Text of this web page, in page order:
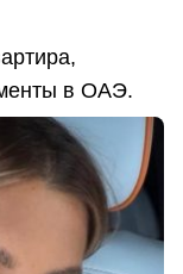
в ОАЭ.